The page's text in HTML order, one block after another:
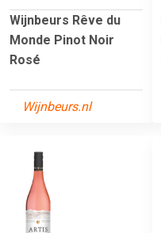
Wijnbeurs Rêve du
Monde Pinot Noir
Rosé
Wijnbeurs.nl